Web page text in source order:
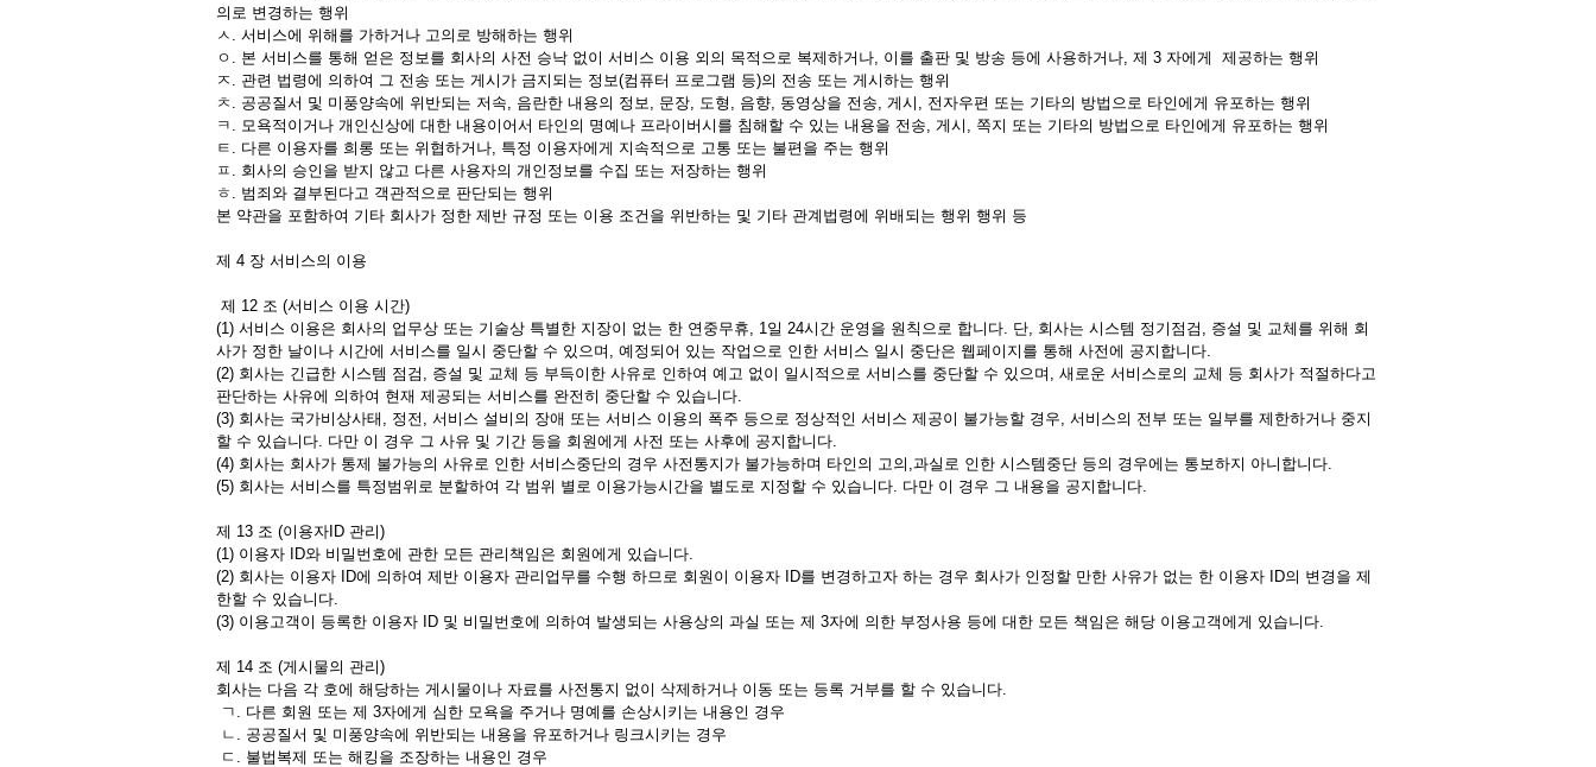
의로 변경하는 행위
ㅅ. 서비스에 위해를 가하거나 고의로 방해하는 행위
ㅇ. 본 서비스를 통해 얻은 정보를 회사의 사전 승낙 없이 서비스 이용 외의 목적으로 복제하거나, 이를 출판 및 방송 등에 사용하거나, 제 3 자에게 제공하는 행위
ㅈ. 관련 법령에 의하여 그 전송 또는 게시가 금지되는 정보(컴퓨터 프로그램 등)의 전송 또는 게시하는 행위
ㅊ. 공공질서 및 미풍양속에 위반되는 저속, 음란한 내용의 정보, 문장, 도형, 음향, 동영상을 전송, 게시, 전자우편 또는 기타의 방법으로 타인에게 유포하는 행위
ㅋ. 모욕적이거나 개인신상에 대한 내용이어서 타인의 명예나 프라이버시를 침해할 수 있는 내용을 전송, 게시, 쪽지 또는 기타의 방법으로 타인에게 유포하는 행위
ㅌ. 다른 이용자를 희롱 또는 위협하거나, 특정 이용자에게 지속적으로 고통 또는 불편을 주는 행위
ㅍ. 회사의 승인을 받지 않고 다른 사용자의 개인정보를 수집 또는 저장하는 행위
ㅎ. 범죄와 결부된다고 객관적으로 판단되는 행위
본 약관을 포함하여 기타 회사가 정한 제반 규정 또는 이용 조건을 위반하는 및 기타 관계법령에 위배되는 행위 행위 등
제 4 장 서비스의 이용
제 12 조 (서비스 이용 시간)
(1) 서비스 이용은 회사의 업무상 또는 기술상 특별한 지장이 없는 한 연중무휴, 1일 24시간 운영을 원칙으로 합니다. 단, 회사는 시스템 정기점검, 증설 및 교체를 위해 회
사가 정한 날이나 시간에 서비스를 일시 중단할 수 있으며, 예정되어 있는 작업으로 인한 서비스 일시 중단은 웹페이지를 통해 사전에 공지합니다.
(2) 회사는 긴급한 시스템 점검, 증설 및 교체 등 부득이한 사유로 인하여 예고 없이 일시적으로 서비스를 중단할 수 있으며, 새로운 서비스로의 교체 등 회사가 적절하다고
판단하는 사유에 의하여 현재 제공되는 서비스를 완전히 중단할 수 있습니다.
(3) 회사는 국가비상사태, 정전, 서비스 설비의 장애 또는 서비스 이용의 폭주 등으로 정상적인 서비스 제공이 불가능할 경우, 서비스의 전부 또는 일부를 제한하거나 중지
할 수 있습니다. 다만 이 경우 그 사유 및 기간 등을 회원에게 사전 또는 사후에 공지합니다.
(4) 회사는 회사가 통제 불가능의 사유로 인한 서비스중단의 경우 사전통지가 불가능하며 타인의 고의,과실로 인한 시스템중단 등의 경우에는 통보하지 아니합니다.
(5) 회사는 서비스를 특정범위로 분할하여 각 범위 별로 이용가능시간을 별도로 지정할 수 있습니다. 다만 이 경우 그 내용을 공지합니다.
제 13 조 (이용자ID 관리)
(1) 이용자 ID와 비밀번호에 관한 모든 관리책임은 회원에게 있습니다.
(2) 회사는 이용자 ID에 의하여 제반 이용자 관리업무를 수행 하므로 회원이 이용자 ID를 변경하고자 하는 경우 회사가 인정할 만한 사유가 없는 한 이용자 ID의 변경을 제
한할 수 있습니다.
(3) 이용고객이 등록한 이용자 ID 및 비밀번호에 의하여 발생되는 사용상의 과실 또는 제 3자에 의한 부정사용 등에 대한 모든 책임은 해당 이용고객에게 있습니다.
제 14 조 (게시물의 관리)
회사는 다음 각 호에 해당하는 게시물이나 자료를 사전통지 없이 삭제하거나 이동 또는 등록 거부를 할 수 있습니다.
ㄱ. 다른 회원 또는 제 3자에게 심한 모욕을 주거나 명예를 손상시키는 내용인 경우
ㄴ. 공공질서 및 미풍양속에 위반되는 내용을 유포하거나 링크시키는 경우
ㄷ. 불법복제 또는 해킹을 조장하는 내용인 경우